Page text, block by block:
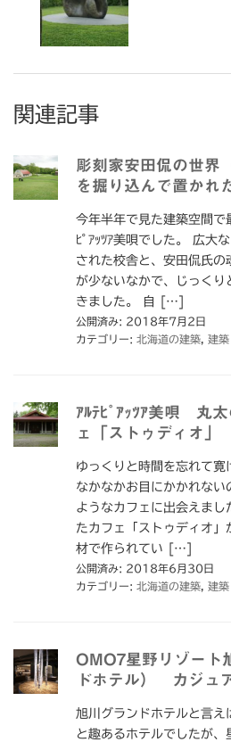
関連記事
彫刻家安田侃の世
を掘り込んで置かれ
今年半年で見た建築空間で
ﾋﾟｱｯﾂｱ美唄でした。 広大
された校舎と、安田侃氏
が少ないなかで、じっく
きました。 自 […]
公開済み: 2018年7月2日
カテゴリー: 北海道の建築 建築
ｱﾙﾃﾋﾟｱｯﾂｱ美唄 丸
ェ「ストゥディオ」
ゆっくりと時間を忘れて寛
なかなかお目にかかれない
ようなカフェに出会えまし
たカフェ「ストゥディオ
材で作られてい […]
公開済み: 2018年6月30日
カテゴリー: 北海道の建築 建築
OMO7星野リゾー
ドホテル） カジュ
旭川グランドホテルと言え
と趣あるホテルでしたが